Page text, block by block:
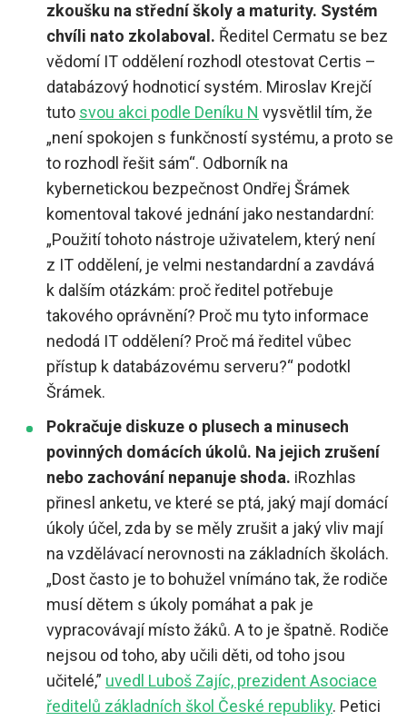
zkoušku na střední školy a maturity. Systém
chvíli nato zkolaboval. Ředitel Cermatu se bez
vědomí IT oddělení rozhodl otestovat Certis –
databázový hodnoticí systém. Miroslav Krejčí
tuto svou akci podle Deníku N vysvětlil tím, že
„není spokojen s funkčností systému, a proto se
to rozhodl řešit sám“. Odborník na
kybernetickou bezpečnost Ondřej Šrámek
komentoval takové jednání jako nestandardní:
„Použití tohoto nástroje uživatelem, který není
z IT oddělení, je velmi nestandardní a zavdává
k dalším otázkám: proč ředitel potřebuje
takového oprávnění? Proč mu tyto informace
nedodá IT oddělení? Proč má ředitel vůbec
přístup k databázovému serveru?“ podotkl
Šrámek.
Pokračuje diskuze o plusech a minusech
povinných domácích úkolů. Na jejich zrušení
nebo zachování nepanuje shoda. iRozhlas
přinesl anketu, ve které se ptá, jaký mají domácí
úkoly účel, zda by se měly zrušit a jaký vliv mají
na vzdělávací nerovnosti na základních školách.
„Dost často je to bohužel vnímáno tak, že rodiče
musí dětem s úkoly pomáhat a pak je
vypracovávají místo žáků. A to je špatně. Rodiče
nejsou od toho, aby učili děti, od toho jsou
učitelé,” uvedl Luboš Zajíc, prezident Asociace
ředitelů základních škol České republiky. Petici